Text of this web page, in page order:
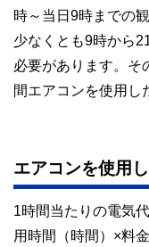
時～当日9時までの
少なくとも9時から
必要があります。そ
間エアコンを使用し
エアコンを使用
1時間当たりの電気
用時間（時間）×料